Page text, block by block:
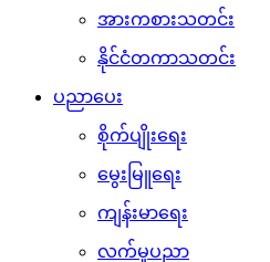
အားကစားသတင်း
နိုင်ငံတကာသတင်း
ပညာပေး
စိုက်ပျိုးရေး
မွေးမြူရေး
ကျန်းမာရေး
လက်မှုပညာ